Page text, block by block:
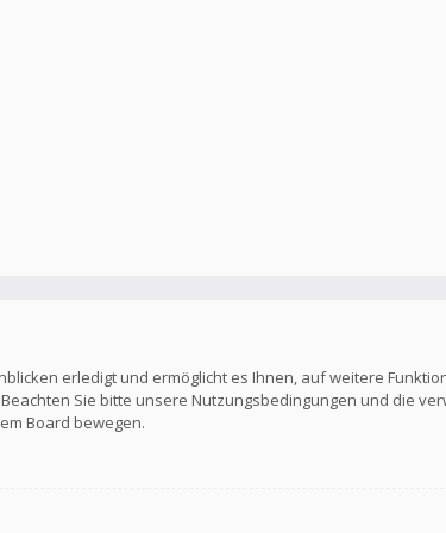
erledigt und ermöglicht es Ihnen, auf weitere
Sie bitte unsere Nutzungsbedingungen und die
Board bewegen.